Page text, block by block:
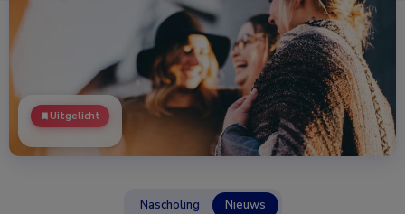
Uitgelicht
Nascholing Nieuws